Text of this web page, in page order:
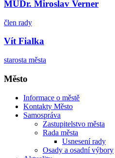
MUDr. Miroslav Verner
člen rady
Vít Fialka
starosta města
Město
Informace o městě
Kontakty Město
Samospráva
Zastupitelstvo města
Rada města
Usnesení rady
Osady a osadní výbory